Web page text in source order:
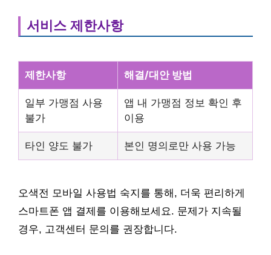
서비스 제한사항
제한사항 해결/대안 방법
일부 가맹점 사용
불가
앱 내 가맹점 정보 확인 후
이용
타인 양도 불가 본인 명의로만 사용 가능
오색전 모바일 사용법 숙지를 통해, 더욱 편리하게
스마트폰 앱 결제를 이용해보세요. 문제가 지속될
경우, 고객센터 문의를 권장합니다.